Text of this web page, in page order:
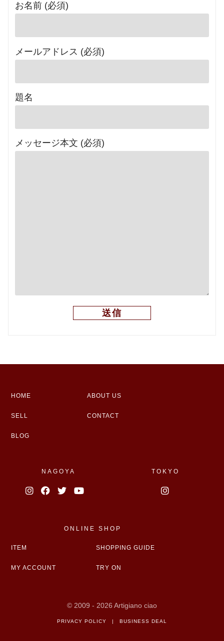
お名前 (必須)
メールアドレス (必須)
題名
メッセージ本文 (必須)
HOME ABOUT US
SELL CONTACT
BLOG
NAGOYA TOKYO
ONLINE SHOP
ITEM SHOPPING GUIDE
MY ACCOUNT TRY ON
© 2009 - 2026 Artigiano ciao
PRIVACY POLICY | BUSINESS DEAL